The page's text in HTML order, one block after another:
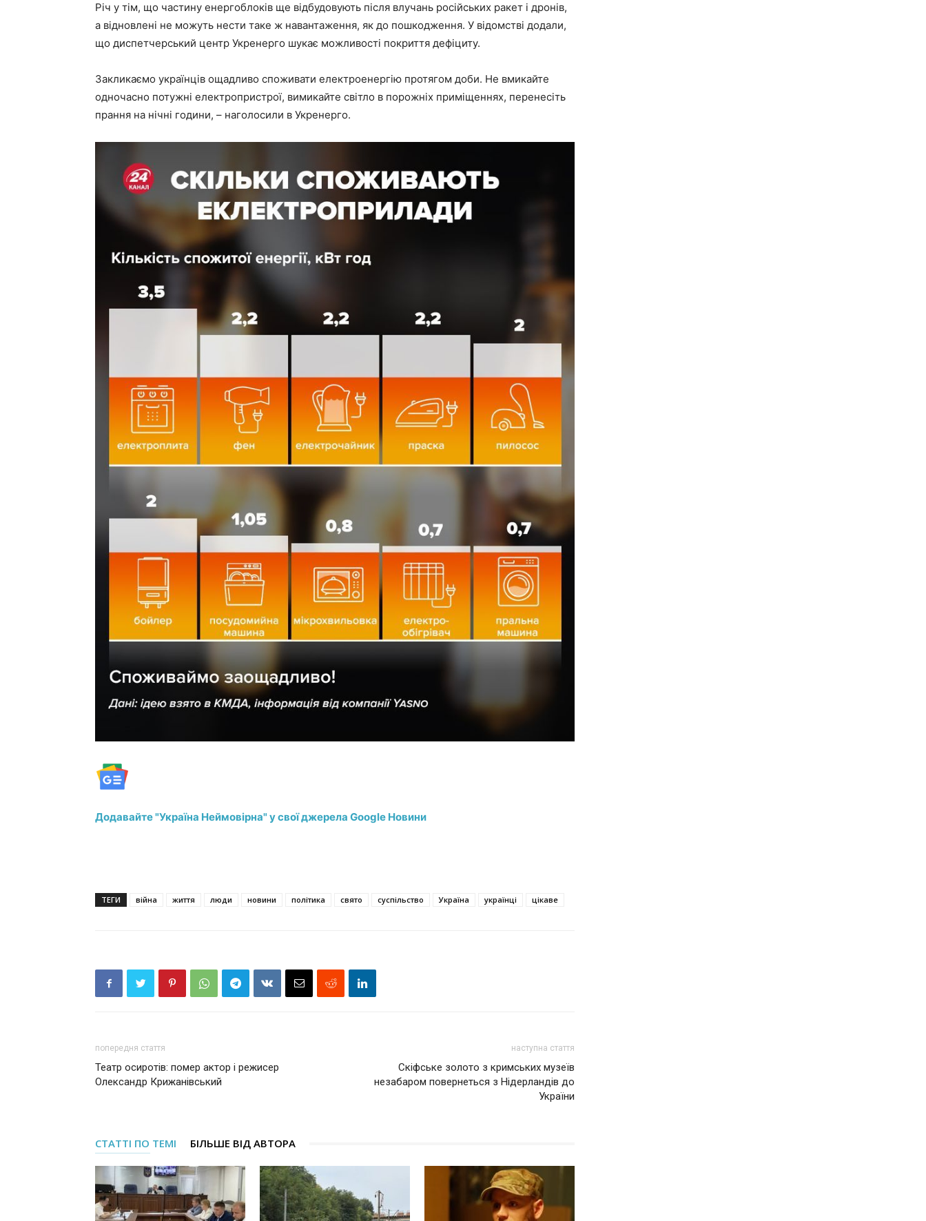
Річ у тім, що частину енергоблоків ще відбудовують після влучань російських ракет і дронів,
а відновлені не можуть нести таке ж навантаження, як до пошкодження. У відомстві додали,
що диспетчерський центр Укренерго шукає можливості покриття дефіциту.
Закликаємо українців ощадливо споживати електроенергію протягом доби. Не вмикайте
одночасно потужні електропристрої, вимикайте світло в порожніх приміщеннях, перенесіть
прання на нічні години, – наголосили в Укренерго.
Додавайте "Україна Неймовірна" у свої джерела Google Новини
ТЕГИ війна життя люди новини політика свято суспільство Україна українці цікаве
попередня стаття
Театр осиротів: помер актор і режисер
Олександр Крижанівський
наступна стаття
Скіфське золото з кримських музеїв
незабаром повернеться з Нідерландів до
України
СТАТТІ ПО ТЕМІ БІЛЬШЕ ВІД АВТОРА